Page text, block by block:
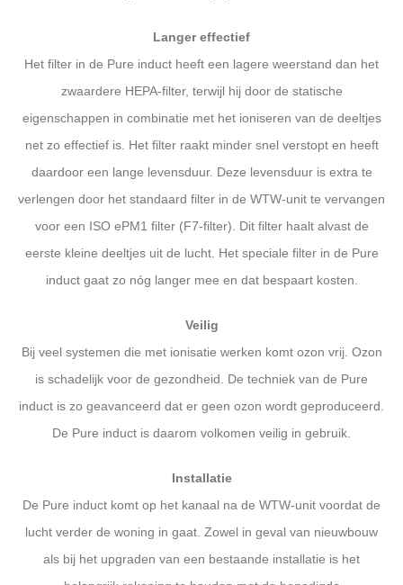
Langer effectief
Het filter in de Pure induct heeft een lagere weerstand dan het
zwaardere HEPA-filter, terwijl hij door de statische
eigenschappen in combinatie met het ioniseren van de deeltjes
net zo effectief is. Het filter raakt minder snel verstopt en heeft
daardoor een lange levensduur. Deze levensduur is extra te
verlengen door het standaard filter in de WTW-unit te vervangen
voor een ISO ePM1 filter (F7-filter). Dit filter haalt alvast de
eerste kleine deeltjes uit de lucht. Het speciale filter in de Pure
induct gaat zo nóg langer mee en dat bespaart kosten.
Veilig
Bij veel systemen die met ionisatie werken komt ozon vrij. Ozon
is schadelijk voor de gezondheid. De techniek van de Pure
induct is zo geavanceerd dat er geen ozon wordt geproduceerd.
De Pure induct is daarom volkomen veilig in gebruik.
Installatie
De Pure induct komt op het kanaal na de WTW-unit voordat de
lucht verder de woning in gaat. Zowel in geval van nieuwbouw
als bij het upgraden van een bestaande installatie is het